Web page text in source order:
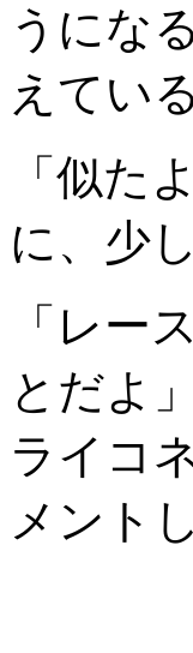
うにな
えている
「似た
に、少
「レー
とだよ
ライコ
メント